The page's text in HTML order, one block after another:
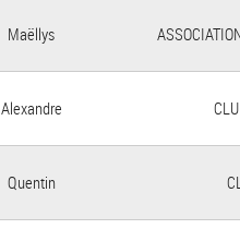
Maëllys
Alexandre
Quentin